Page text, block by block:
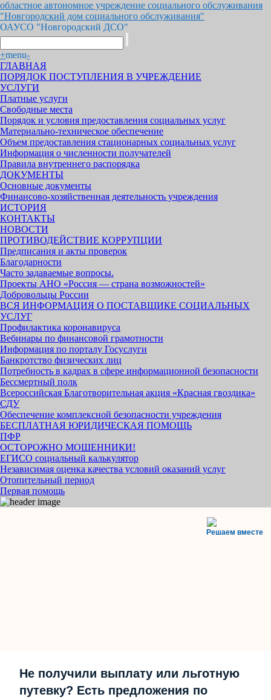
областное автономное учреждение социального обслуживания
"Новгородский дом социального обслуживания"
ОАУСО "Новгородский ДСО"
+menu-
ГЛАВНАЯ
ПОРЯДОК ПОСТУПЛЕНИЯ В УЧРЕЖДЕНИЕ
УСЛУГИ
Платные услуги
Свободные места
Порядок и условия предоставления социальных услуг
Материально-техническое обеспечение
Объем предоставления стационарных социальных услуг
Информация о численности получателей
Правила внутреннего распорядка
ДОКУМЕНТЫ
Основные документы
Финансово-хозяйственная деятельность учреждения
ИСТОРИЯ
КОНТАКТЫ
НОВОСТИ
ПРОТИВОДЕЙСТВИЕ КОРРУПЦИИ
Предписания и акты проверок
Благодарности
Часто задаваемые вопросы.
Проекты АНО «Россия — страна возможностей»
Добровольцы России
ВСЯ ИНФОРМАЦИЯ О ПОСТАВЩИКЕ СОЦИАЛЬНЫХ
УСЛУГ
Профилактика коронавируса
Вебинары по финансовой грамотности
Информация по порталу Госуслуги
Банкротство физических лиц
Потребность в кадрах в сфере информационной безопасности
Бессмертный полк
Всероссийская Благотворительная акция «Красная гвоздика»
СДУ
Обеспечение комплексной безопасности учреждения
БЕСПЛАТНАЯ ЮРИДИЧЕСКАЯ ПОМОЩЬ
ПФР
ОСТОРОЖНО МОШЕННИКИ!
ЕГИСО социальный калькулятор
Независимая оценка качества условий оказаний услуг
Отопительный период
Первая помощь
Решаем вместе
Не получили выплату или льготную
путевку? Есть предложения по